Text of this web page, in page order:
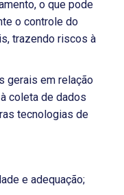
o que pode
o controle do
trazendo riscos à
gerais em relação
coleta de dados
tecnologias de
e adequação;